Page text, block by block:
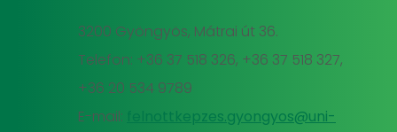
3200 Gyöngyös, Mátrai út 36.
Telefon: +36 37 518 326, +36 37 518 327,
+36 20 534 9789
E-mail:
felnottkepzes.gyongyos@uni-